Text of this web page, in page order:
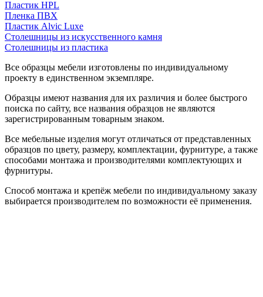
Пластик HPL
Пленка ПВХ
Пластик Alvic Luxe
Столешницы из искусственного камня
Столешницы из пластика
Все образцы мебели изготовлены по индивидуальному
проекту в единственном экземпляре.
Образцы имеют названия для их различия и более быстрого
поиска по сайту, все названия образцов не являются
зарегистрированным товарным знаком.
Все мебельные изделия могут отличаться от представленных
образцов по цвету, размеру, комплектации, фурнитуре, а также
способами монтажа и производителями комплектующих и
фурнитуры.
Способ монтажа и крепёж мебели по индивидуальному заказу
выбирается производителем по возможности её применения.